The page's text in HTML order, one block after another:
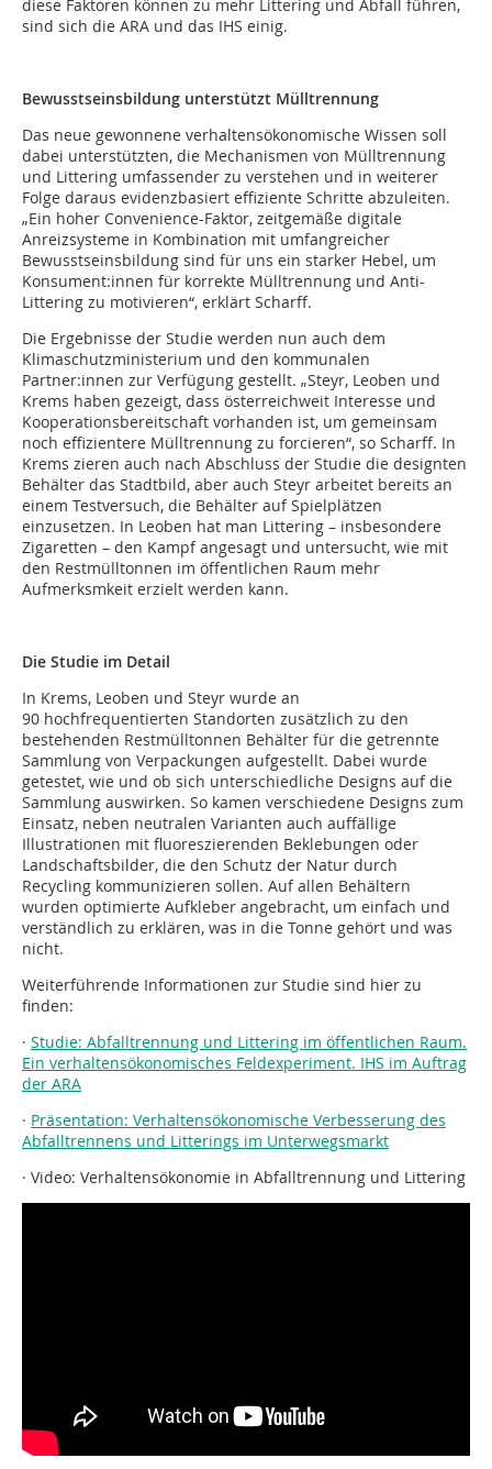
diese Faktoren können zu mehr Littering und Abfall führen,
sind sich die ARA und das IHS einig.
Bewusstseinsbildung unterstützt Mülltrennung
Das neue gewonnene verhaltensökonomische Wissen soll
dabei unterstützten, die Mechanismen von Mülltrennung
und Littering umfassender zu verstehen und in weiterer
Folge daraus evidenzbasiert effiziente Schritte abzuleiten.
„Ein hoher Convenience-Faktor, zeitgemäße digitale
Anreizsysteme in Kombination mit umfangreicher
Bewusstseinsbildung sind für uns ein starker Hebel, um
Konsument:innen für korrekte Mülltrennung und Anti-
Littering zu motivieren“, erklärt Scharff.
Die Ergebnisse der Studie werden nun auch dem
Klimaschutzministerium und den kommunalen
Partner:innen zur Verfügung gestellt. „Steyr, Leoben und
Krems haben gezeigt, dass österreichweit Interesse und
Kooperationsbereitschaft vorhanden ist, um gemeinsam
noch effizientere Mülltrennung zu forcieren“, so Scharff. In
Krems zieren auch nach Abschluss der Studie die designten
Behälter das Stadtbild, aber auch Steyr arbeitet bereits an
einem Testversuch, die Behälter auf Spielplätzen
einzusetzen. In Leoben hat man Littering – insbesondere
Zigaretten – den Kampf angesagt und untersucht, wie mit
den Restmülltonnen im öffentlichen Raum mehr
Aufmerksmkeit erzielt werden kann.
Die Studie im Detail
In Krems, Leoben und Steyr wurde an
90 hochfrequentierten Standorten zusätzlich zu den
bestehenden Restmülltonnen Behälter für die getrennte
Sammlung von Verpackungen aufgestellt. Dabei wurde
getestet, wie und ob sich unterschiedliche Designs auf die
Sammlung auswirken. So kamen verschiedene Designs zum
Einsatz, neben neutralen Varianten auch auffällige
Illustrationen mit fluoreszierenden Beklebungen oder
Landschaftsbilder, die den Schutz der Natur durch
Recycling kommunizieren sollen. Auf allen Behältern
wurden optimierte Aufkleber angebracht, um einfach und
verständlich zu erklären, was in die Tonne gehört und was
nicht.
Weiterführende Informationen zur Studie sind hier zu
finden:
· Studie: Abfalltrennung und Littering im öffentlichen Raum.
Ein verhaltensökonomisches Feldexperiment. IHS im Auftrag
der ARA
· Präsentation: Verhaltensökonomische Verbesserung des
Abfalltrennens und Litterings im Unterwegsmarkt
· Video: Verhaltensökonomie in Abfalltrennung und Littering